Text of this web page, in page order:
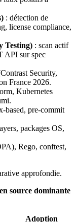
: détection de
license compliance,
Testing) : scan actif
API sur spec
Security,
France 2026.
Kubernetes
based, pre-commit
packages OS,
Rego, conftest,
approfondie.
source dominante
Adoption